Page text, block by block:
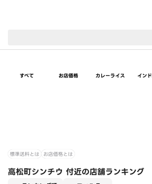
すべて お店価格 カレーライス イン
標準送料とは お店価格とは
高松町シンチウ 付近の店舗ランキング